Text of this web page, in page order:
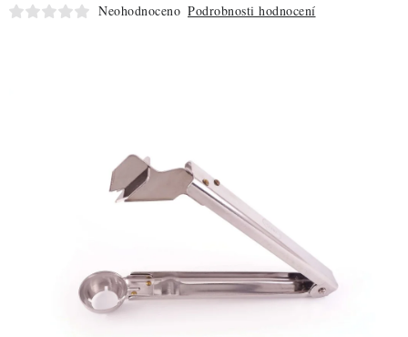
SUROVINY
DÁRKOVÉ POUKAZY
Neohodnoceno Podrobnosti hodnocení